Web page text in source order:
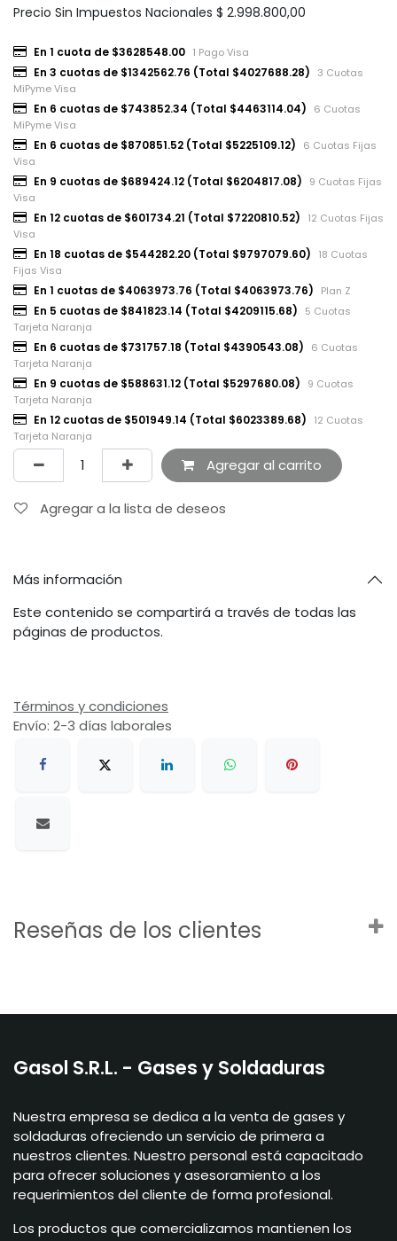
Precio Sin Impuestos Nacionales $ 2.998.800,00
En 1 cuota de $3628548.00 1 Pago Visa
En 3 cuotas de $1342562.76 (Total $4027688.28)
3 Cuotas
MiPyme Visa
En 6 cuotas de $743852.34 (Total $4463114.04)
6 Cuotas
MiPyme Visa
En 6 cuotas de $870851.52 (Total $5225109.12)
6 Cuotas Fijas
Visa
En 9 cuotas de $689424.12 (Total $6204817.08)
9 Cuotas Fijas
Visa
En 12 cuotas de $601734.21 (Total $7220810.52)
12 Cuotas Fijas
Visa
En 18 cuotas de $544282.20 (Total $9797079.60)
18 Cuotas
Fijas Visa
En 1 cuotas de $4063973.76 (Total $4063973.76) Plan Z
En 5 cuotas de $841823.14 (Total $4209115.68)
5 Cuotas
Tarjeta Naranja
En 6 cuotas de $731757.18 (Total $4390543.08)
6 Cuotas
Tarjeta Naranja
En 9 cuotas de $588631.12 (Total $5297680.08)
9 Cuotas
Tarjeta Naranja
En 12 cuotas de $501949.14 (Total $6023389.68)
12 Cuotas
Tarjeta Naranja
Agregar al carrito
Agregar a la lista de deseos
Más información
Este contenido se compartirá a través de todas las
páginas de productos.
Términos y condiciones
Envío: 2-3 días laborales
Reseñas de los clientes
Gasol S.R.L. - Gases y Soldaduras
Nuestra empresa se dedica a la venta de gases y
soldaduras ofreciendo un servicio de primera a
nuestros clientes. Nuestro personal está capacitado
para ofrecer soluciones y asesoramiento a los
requerimientos del cliente de forma profesional.
Los productos que comercializamos mantienen los